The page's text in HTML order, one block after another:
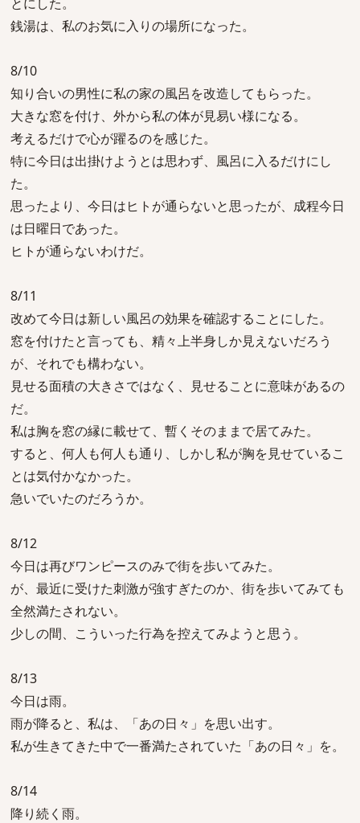
銭湯は、私のお気に入りの場所になった。
8/10
知り合いの男性に私の家の風呂を改造してもらった。
大きな窓を付け、外から私の体が見易い様になる。
考えるだけで心が躍るのを感じた。
特に今日は出掛けようとは思わず、風呂に入るだけにし
た。
思ったより、今日はヒトが通らないと思ったが、成程今日
は日曜日であった。
ヒトが通らないわけだ。
8/11
改めて今日は新しい風呂の効果を確認することにした。
窓を付けたと言っても、精々上半身しか見えないだろう
が、それでも構わない。
見せる面積の大きさではなく、見せることに意味があるの
だ。
私は胸を窓の縁に載せて、暫くそのままで居てみた。
すると、何人も何人も通り、しかし私が胸を見せているこ
とは気付かなかった。
急いでいたのだろうか。
8/12
今日は再びワンピースのみで街を歩いてみた。
が、最近に受けた刺激が強すぎたのか、街を歩いてみても
全然満たされない。
少しの間、こういった行為を控えてみようと思う。
8/13
今日は雨。
雨が降ると、私は、「あの日々」を思い出す。
私が生きてきた中で一番満たされていた「あの日々」を。
8/14
降り続く雨。